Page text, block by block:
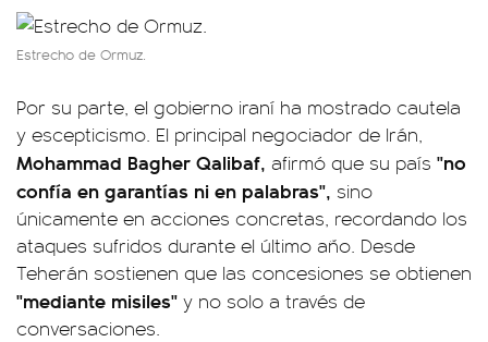
Estrecho de Ormuz.
Por su parte, el gobierno iraní ha mostrado cautela
y escepticismo. El principal negociador de Irán,
Mohammad Bagher Qalibaf, afirmó que su país "no
confía en garantías ni en palabras", sino
únicamente en acciones concretas, recordando los
ataques sufridos durante el último año. Desde
Teherán sostienen que las concesiones se obtienen
"mediante misiles" y no solo a través de
conversaciones.